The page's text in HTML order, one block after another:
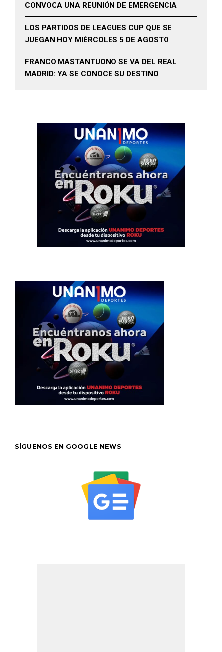
CONVOCA UNA REUNIÓN DE EMERGENCIA
LOS PARTIDOS DE LEAGUES CUP QUE SE
JUEGAN HOY MIÉRCOLES 5 DE AGOSTO
FRANCO MASTANTUONO SE VA DEL REAL
MADRID: YA SE CONOCE SU DESTINO
SÍGUENOS EN GOOGLE NEWS